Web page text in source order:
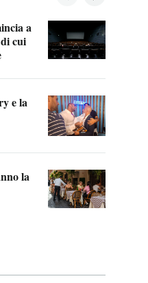
a
cui
e la
la